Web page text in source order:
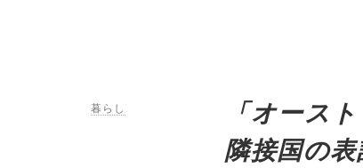
暮らし
「オース
隣接国の